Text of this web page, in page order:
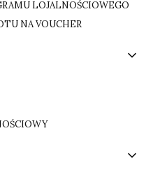
LOJALNOŚCIOWEGO
NA VOUCHER